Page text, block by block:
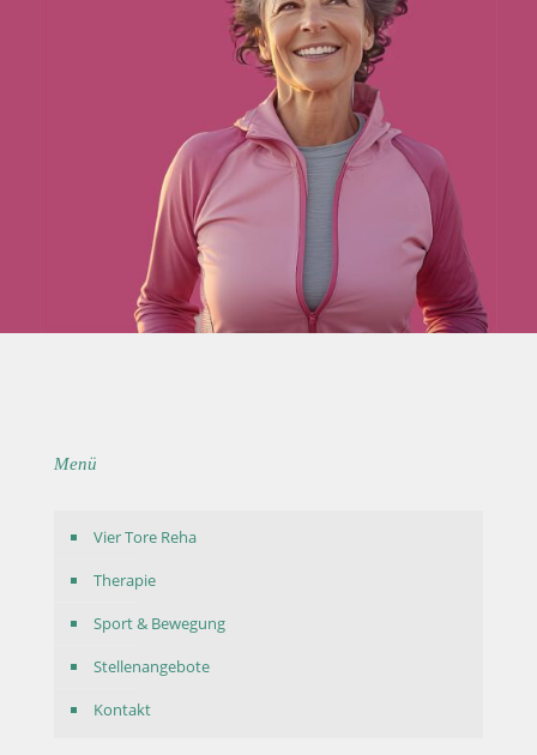
Menü
Vier Tore Reha
Therapie
Sport & Bewegung
Stellenangebote
Kontakt